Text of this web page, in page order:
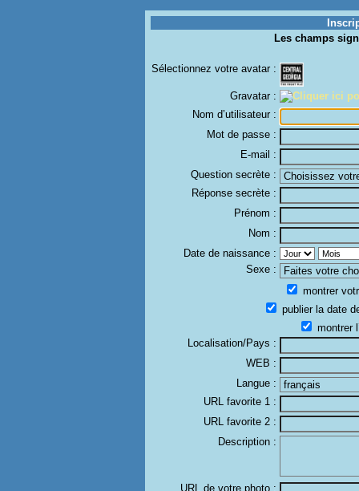
Les champs
Sélectionnez votre avatar :
Gravatar :
Nom d’utilisateur :
Mot de passe :
E-mail :
Question secrète :
Réponse secrète :
Prénom :
Nom :
Date de naissance :
Sexe :
montrer
publier la date
montrer
Localisation/Pays :
WEB :
Langue :
URL favorite 1 :
URL favorite 2 :
Description :
URL de votre photo :